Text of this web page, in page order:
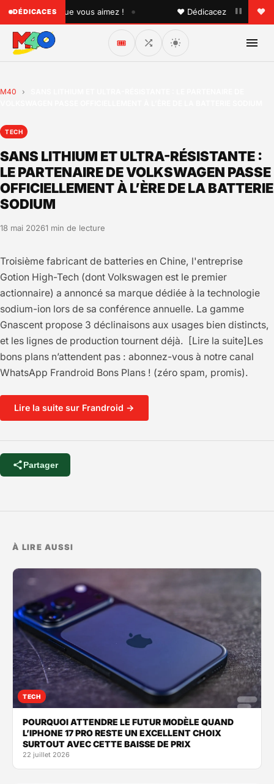
DÉDICACES
quelqu'un que vous aimez ! • ♥ Dédicacez un titre à vos
🎟️
M40 ›
TECH
SANS LITHIUM ET ULTRA-RÉSISTANTE :
LE PARTENAIRE DE VOLKSWAGEN PASSE
OFFICIELLEMENT À L’ÈRE DE LA BATTERIE
SODIUM
18 mai 20261 min de lecture
Troisième fabricant de batteries en Chine, l'entreprise
Gotion High-Tech (dont Volkswagen est le premier
actionnaire) a annoncé sa marque dédiée à la technologie
sodium-ion lors de sa conférence annuelle. La gamme
Gnascent propose 3 déclinaisons aux usages bien distincts,
et les lignes de production tournent déjà. [Lire la suite]Les
bons plans n’attendent pas : abonnez-vous à notre canal
WhatsApp Frandroid Bons Plans ! (zéro spam, promis).
Lire la suite sur Frandroid →
Partager
À LIRE AUSSI
TECH
POURQUOI ATTENDRE LE FUTUR MODÈLE QUAND
L’IPHONE 17 PRO RESTE UN EXCELLENT CHOIX
SURTOUT AVEC CETTE BAISSE DE PRIX
22 juillet 2026